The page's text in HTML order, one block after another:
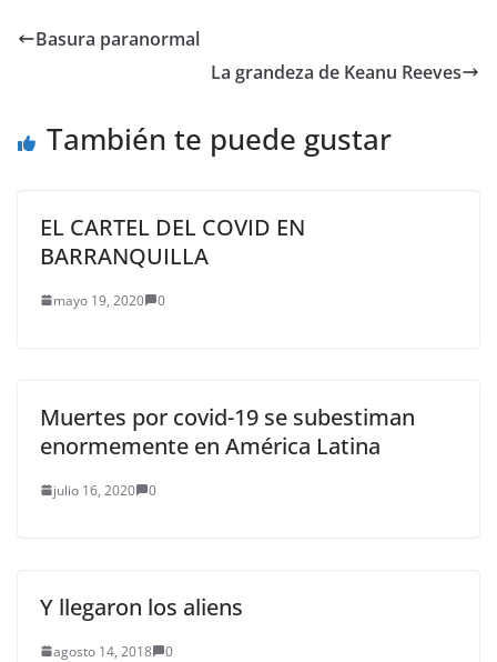
Basura paranormal
La grandeza de Keanu Reeves
También te puede gustar
EL CARTEL DEL COVID EN
BARRANQUILLA
mayo 19, 2020 0
Muertes por covid-19 se subestiman
enormemente en América Latina
julio 16, 2020 0
Y llegaron los aliens
agosto 14, 2018 0